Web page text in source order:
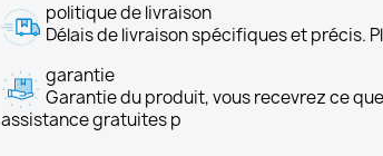
politique de livraison
Délais de livraison spécifiques et précis.
garantie
Garantie du produit, vous recevrez ce
assistance gratuites p